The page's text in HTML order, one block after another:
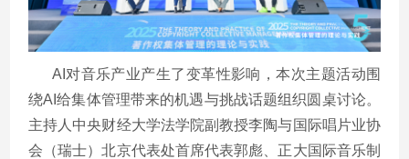
AI 对音乐产业产生了变革性影响，本次主题活动围
绕AI给集体管理带来的机遇与挑战话题组织圆桌讨论。
主持人中央财经大学法学院副教授李陶与国际唱片业协
会（瑞士）北京代表处首席代表郭彪、正大国际音乐制